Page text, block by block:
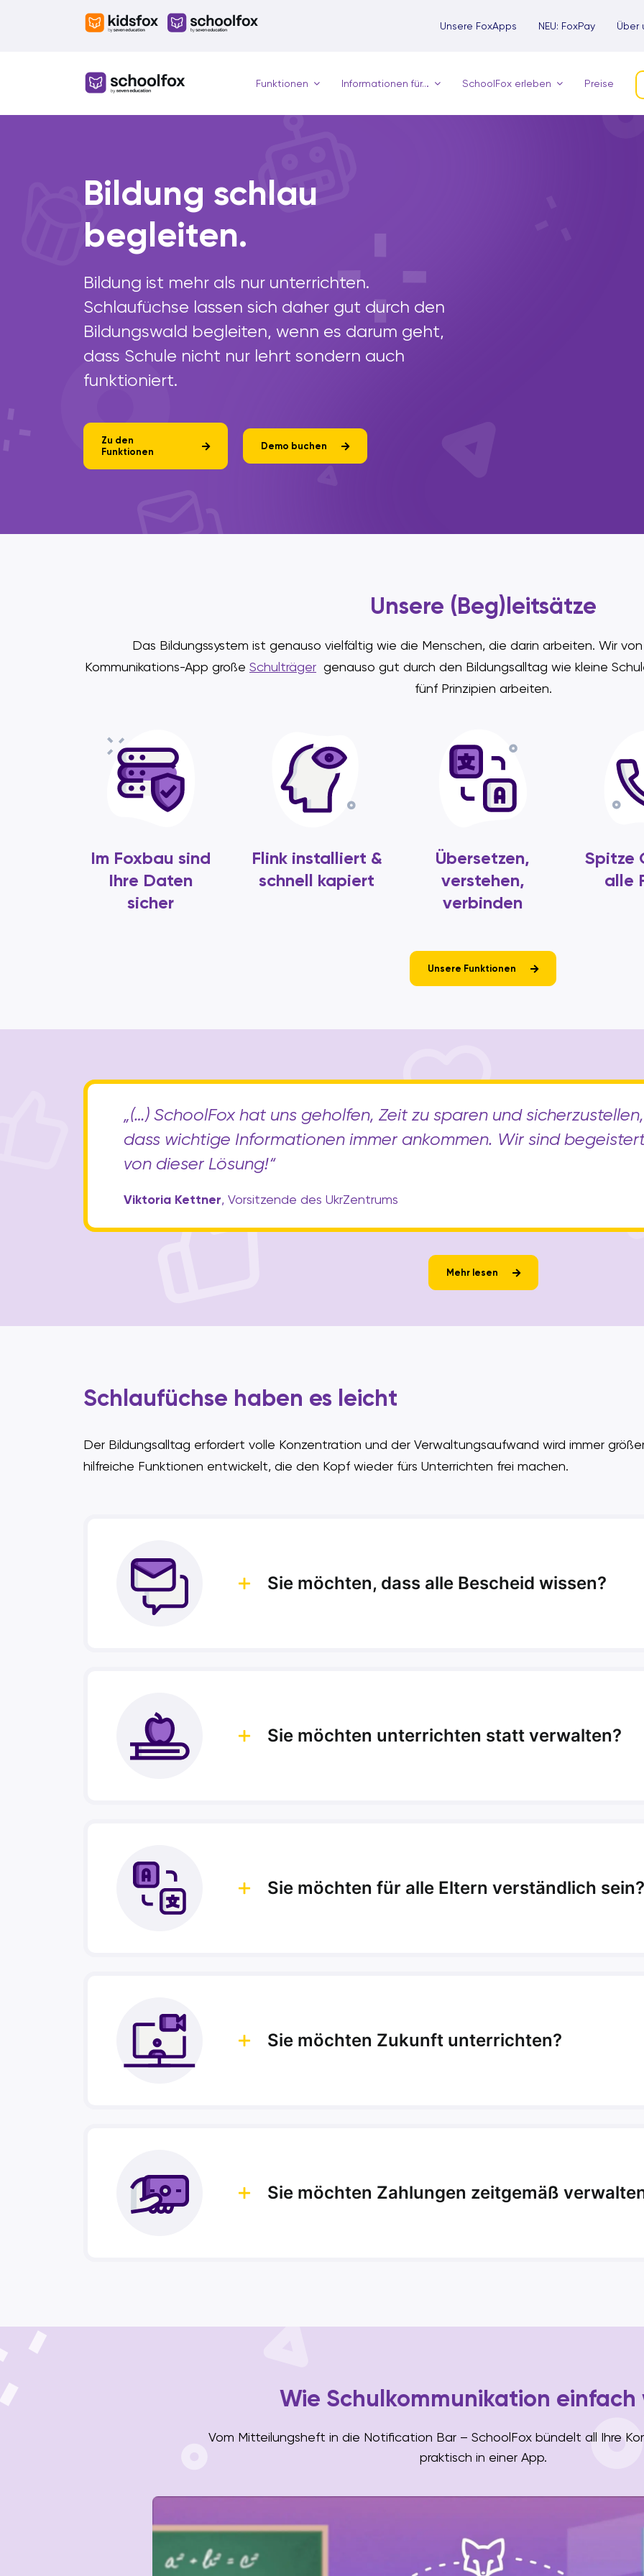
Unsere FoxApps NEU: FoxPay Über
Funktionen Informationen für… SchoolFox erleben Preise
Bildung schlau
begleiten.
Bildung ist mehr als nur unterrichten.
Schlaufüchse lassen sich daher gut durch den
Bildungswald begleiten, wenn es darum geht,
dass Schule nicht nur lehrt sondern auch
funktioniert.
Zu den
Funktionen
Demo buchen
Unsere (Beg)leitsätze
Das Bildungssystem ist genauso vielfältig wie die Menschen, die darin arbeiten. Wir
Kommunikations-App große Schulträger genauso gut durch den Bildungsalltag wie kleine
fünf Prinzipien arbeiten.
Im Foxbau sind
Ihre Daten
sicher
Flink installiert &
schnell kapiert
Übersetzen,
verstehen,
verbinden
Spitze
alle
Unsere Funktionen
„(…) SchoolFox hat uns geholfen, Zeit zu sparen und sicherzustellen,
dass wichtige Informationen immer ankommen. Wir sind
von dieser Lösung!“
Viktoria Kettner, Vorsitzende des UkrZentrums
Mehr lesen
Schlaufüchse haben es leicht
Der Bildungsalltag erfordert volle Konzentration und der Verwaltungsaufwand wird immer
hilfreiche Funktionen entwickelt, die den Kopf wieder fürs Unterrichten frei machen.
Sie möchten, dass alle Bescheid wissen?
Sie möchten unterrichten statt verwalten?
Sie möchten für alle Eltern verständlich sein?
Sie möchten Zukunft unterrichten?
Sie möchten Zahlungen zeitgemäß
Wie Schulkommunikation einfach
Vom Mitteilungsheft in die Notification Bar – SchoolFox bündelt all Ihre
praktisch in einer App.